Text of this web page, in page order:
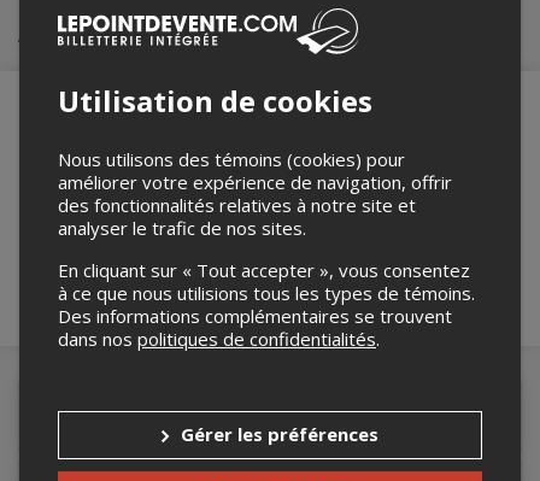
Achat de billets
Merci de confirmer que vous n'êtes pas un
robot ci-bas.
Détails de l'événement
Utilisation de cookies
Nous utilisons des témoins (cookies) pour
améliorer votre expérience de navigation, offrir
des fonctionnalités relatives à notre site et
analyser le trafic de nos sites.
En cliquant sur « Tout accepter », vous consentez
à ce que nous utilisions tous les types de témoins.
Des informations complémentaires se trouvent
dans nos politiques de confidentialités.
Gérer les préférences